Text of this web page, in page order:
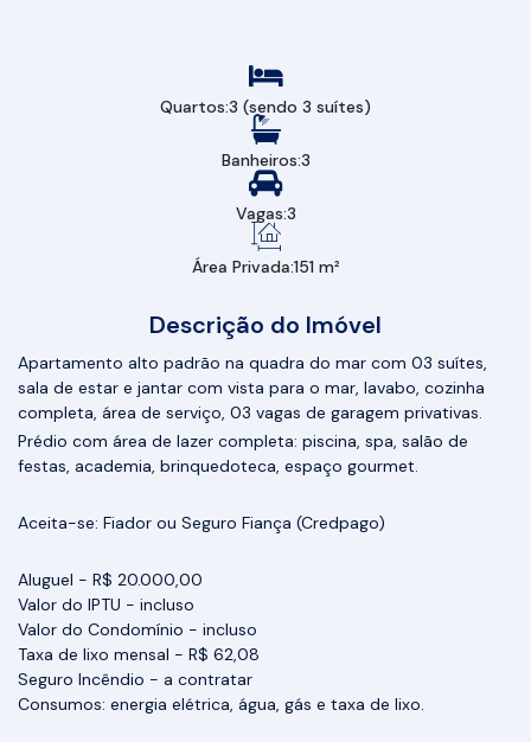
Quartos:3 (sendo 3 suítes)
Banheiros:3
Vagas:3
Área Privada:151 m²
Descrição do Imóvel
Apartamento alto padrão na quadra do mar com 03 suítes,
sala de estar e jantar com vista para o mar, lavabo, cozinha
completa, área de serviço, 03 vagas de garagem privativas.
Prédio com área de lazer completa: piscina, spa, salão de
festas, academia, brinquedoteca, espaço gourmet.
Aceita-se: Fiador ou Seguro Fiança (Credpago)
Aluguel - R$ 20.000,00
Valor do IPTU - incluso
Valor do Condomínio - incluso
Taxa de lixo mensal - R$ 62,08
Seguro Incêndio - a contratar
Consumos: energia elétrica, água, gás e taxa de lixo.